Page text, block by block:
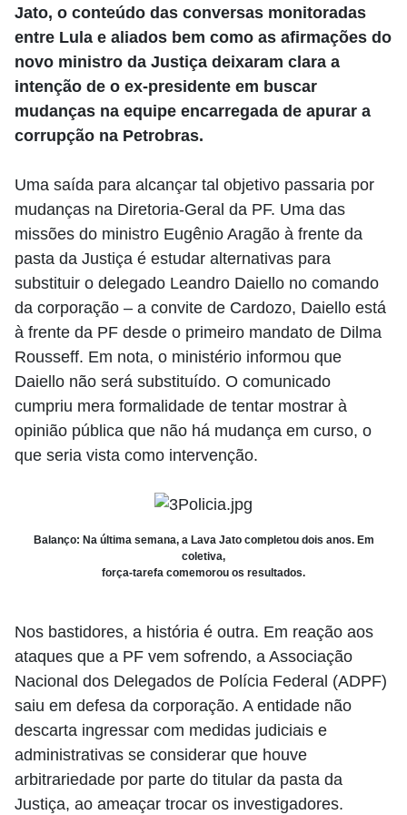
Jato, o conteúdo das conversas monitoradas
entre Lula e aliados bem como as afirmações do
novo ministro da Justiça deixaram clara a
intenção de o ex-presidente em buscar
mudanças na equipe encarregada de apurar a
corrupção na Petrobras.
Uma saída para alcançar tal objetivo passaria por
mudanças na Diretoria-Geral da PF. Uma das
missões do ministro Eugênio Aragão à frente da
pasta da Justiça é estudar alternativas para
substituir o delegado Leandro Daiello no comando
da corporação – a convite de Cardozo, Daiello está
à frente da PF desde o primeiro mandato de Dilma
Rousseff. Em nota, o ministério informou que
Daiello não será substituído. O comunicado
cumpriu mera formalidade de tentar mostrar à
opinião pública que não há mudança em curso, o
que seria vista como intervenção.
Balanço: Na última semana, a Lava Jato completou dois anos. Em
coletiva,
força-tarefa comemorou os resultados.
Nos bastidores, a história é outra. Em reação aos
ataques que a PF vem sofrendo, a Associação
Nacional dos Delegados de Polícia Federal (ADPF)
saiu em defesa da corporação. A entidade não
descarta ingressar com medidas judiciais e
administrativas se considerar que houve
arbitrariedade por parte do titular da pasta da
Justiça, ao ameaçar trocar os investigadores.